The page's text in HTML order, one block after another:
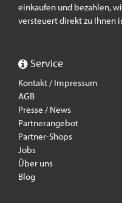
einkaufen und bezahlen,
versteuert direkt zu Ihnen
Service
Kontakt / Impressum
AGB
Presse / News
Partnerangebot
Partner-Shops
Jobs
Über uns
Blog